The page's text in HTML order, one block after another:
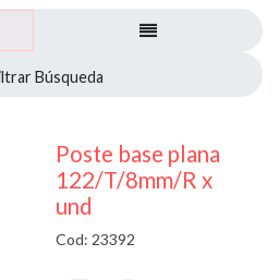
Poste base plana
122/T/8mm/R x
und
Cod: 23392